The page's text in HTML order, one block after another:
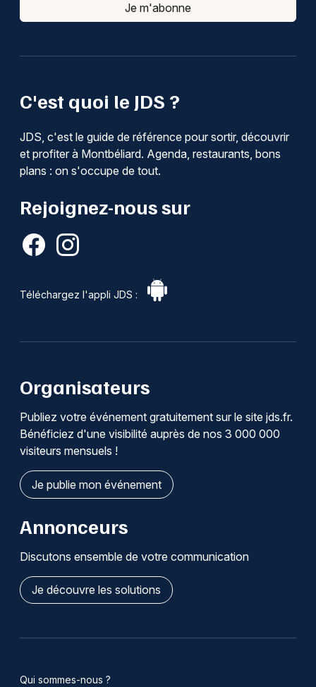
C'est quoi le JDS ?
JDS, c'est le guide de référence pour sortir, découvrir
et profiter à Montbéliard. Agenda, restaurants, bons
plans : on s'occupe de tout.
Rejoignez-nous sur
Téléchargez l'appli JDS :
Je m'abonne
Organisateurs
Publiez votre événement gratuitement sur le site jds.fr.
Bénéficiez d'une visibilité auprès de nos 3 000 000
visiteurs mensuels !
Je publie mon événement
Annonceurs
Discutons ensemble de votre communication
Je découvre les solutions
Qui sommes-nous ?